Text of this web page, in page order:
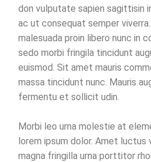
don vulputate sapien sagittisin
ac ut consequat semper
malesuada proin libero nunc in
sedo morbi fringila tincidunt
euismod. Sit amet mauris
massa tincidunt nunc. Mauris
fermentu et sollicit udin.
Morbi leo urna molestie at
lorem ipsum dolor. Amet luctus
magna fringilla urna porttitor